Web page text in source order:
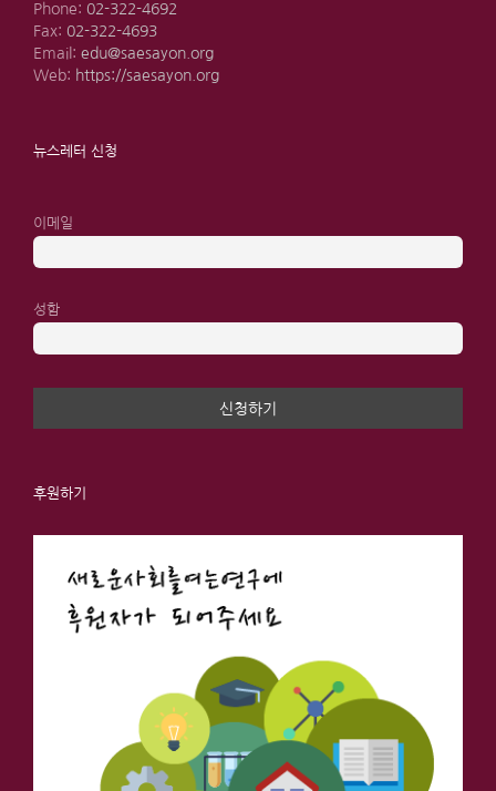
Phone: 02-322-4692
Fax: 02-322-4693
Email: edu@saesayon.org
Web: https://saesayon.org
뉴스레터 신청
이메일
성함
후원하기